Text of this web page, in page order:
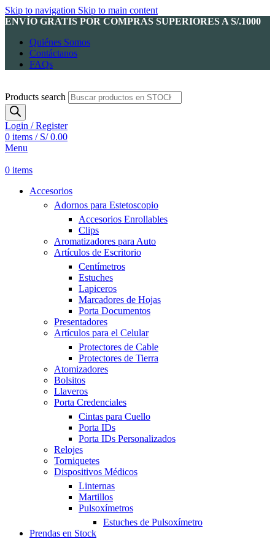
Skip to navigation Skip to main content
ENVÍO GRATIS POR COMPRAS SUPERIORES A S/.1000
Quiénes Somos
Contáctanos
FAQs
Products search
Login / Register
0 items / S/0.00
Menu
0 items
Accesorios
Adornos para Estetoscopio
Accesorios Enrollables
Clips
Aromatizadores para Auto
Artículos de Escritorio
Centímetros
Estuches
Lapiceros
Marcadores de Hojas
Porta Documentos
Presentadores
Artículos para el Celular
Protectores de Cable
Protectores de Tierra
Atomizadores
Bolsitos
Llaveros
Porta Credenciales
Cintas para Cuello
Porta IDs
Porta IDs Personalizados
Relojes
Torniquetes
Dispositivos Médicos
Linternas
Martillos
Pulsoxímetros
Estuches de Pulsoxímetro
Prendas en Stock